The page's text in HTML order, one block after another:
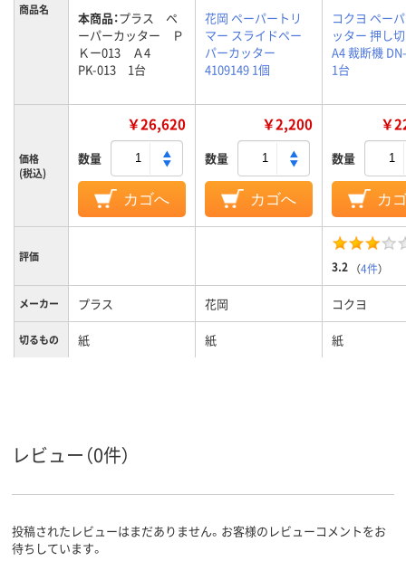
商品名 本商品：プラス ペ
ーパーカッター Ｐ
Ｋー013 Ａ4
PK-013 1台
花岡 ペーパートリ
マー スライドペー
パーカッター
4109149 1個
コクヨ ペー
ッター 押し
A4 裁断機
1台
価格
(税込)
￥26,620
数量
カゴへ
￥2,200
数量
カゴへ
￥
数量
カ
評価
3.2 （4件）
メーカー プラス 花岡 コクヨ
切るもの 紙 紙 紙
レビュー（0件）
投稿されたレビューはまだありません。お客様のレビューコメントをお
待ちしています。